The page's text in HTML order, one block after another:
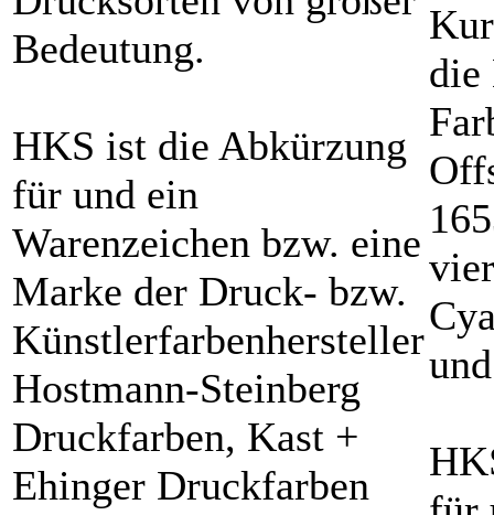
Bedeutung.
HKS ist die Abkürzung
für und ein
Warenzeichen bzw. eine
Marke der Druck- bzw.
Künstlerfarbenhersteller
Hostmann-Steinberg
Druckfarben, Kast +
Ehinger Druckfarben
die